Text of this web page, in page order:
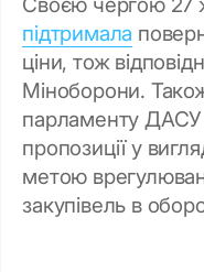
підтримала
ціни, тож
Міноборони.
парламенту ДАСУ
пропозиції у
метою
закупівель в